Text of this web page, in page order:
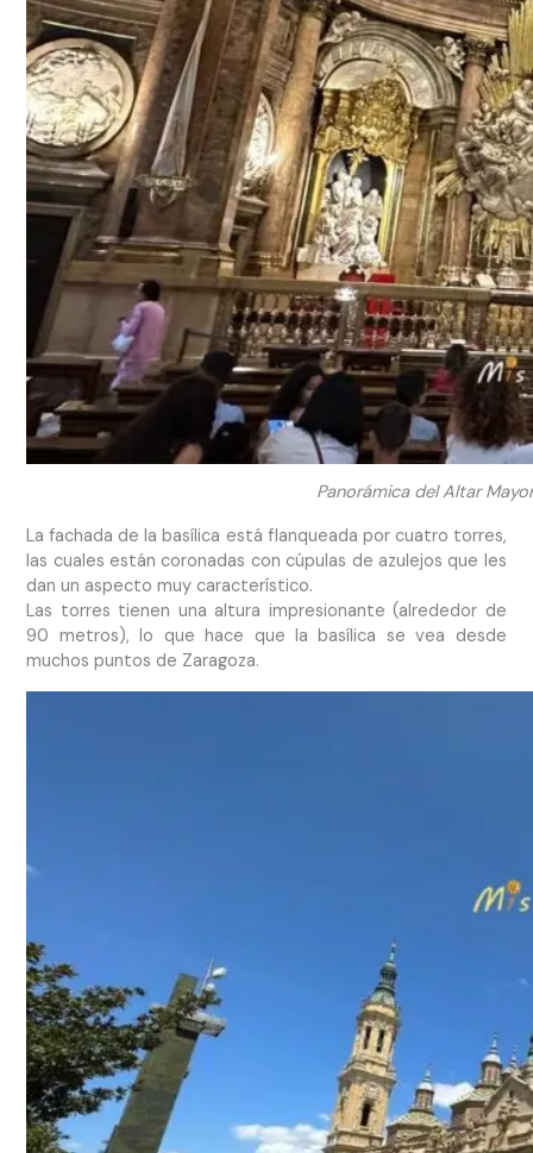
Panorámica del Altar
La fachada de la basílica está flanqueada por cuatro torres,
las cuales están coronadas con cúpulas de azulejos que les
dan un aspecto muy característico.
Las torres tienen una altura impresionante (alrededor de
90 metros), lo que hace que la basílica se vea desde
muchos puntos de Zaragoza.